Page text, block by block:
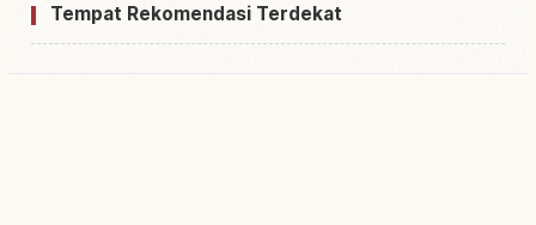
Tempat Rekomendasi Terdekat